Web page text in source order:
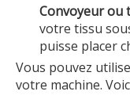
Convoyeur ou
votre tissu
puisse placer
Vous pouvez
votre machine.